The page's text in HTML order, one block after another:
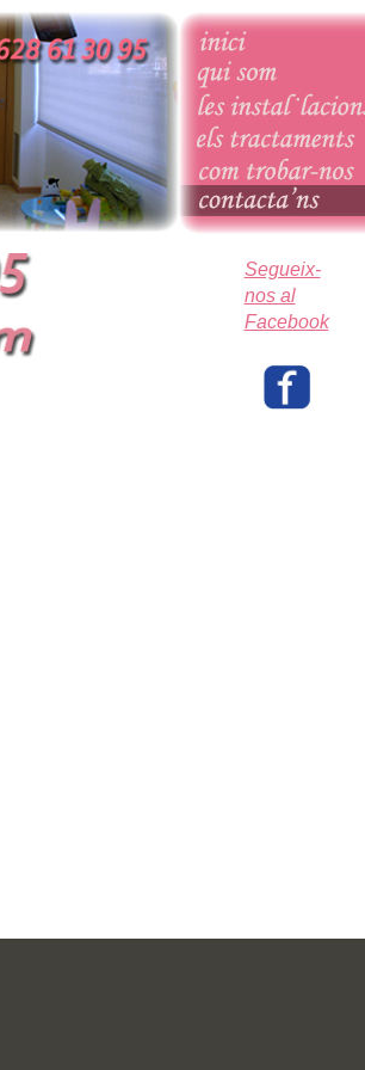
Segueix-
nos al
Facebook